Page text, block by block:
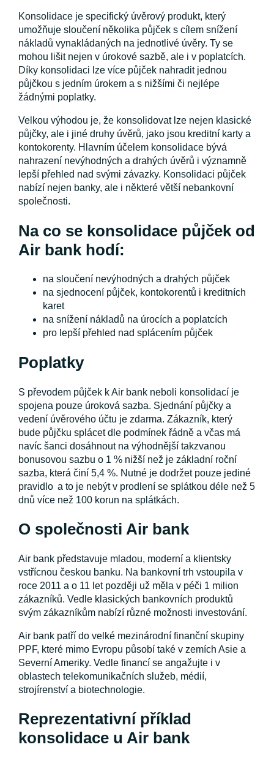
Konsolidace je specifický úvěrový produkt, který
umožňuje sloučení několika půjček s cílem snížení
nákladů vynakládaných na jednotlivé úvěry. Ty se
mohou lišit nejen v úrokové sazbě, ale i v poplatcích.
Díky konsolidaci lze více půjček nahradit jednou
půjčkou s jedním úrokem a s nižšími či nejlépe
žádnými poplatky.
Velkou výhodou je, že konsolidovat lze nejen klasické
půjčky, ale i jiné druhy úvěrů, jako jsou kreditní karty a
kontokorenty. Hlavním účelem konsolidace bývá
nahrazení nevýhodných a drahých úvěrů i významně
lepší přehled nad svými závazky. Konsolidaci půjček
nabízí nejen banky, ale i některé větší nebankovní
společnosti.
Na co se konsolidace půjček od
Air bank hodí:
na sloučení nevýhodných a drahých půjček
na sjednocení půjček, kontokorentů i kreditních
karet
na snížení nákladů na úrocích a poplatcích
pro lepší přehled nad splácením půjček
Poplatky
S převodem půjček k Air bank neboli konsolidací je
spojena pouze úroková sazba. Sjednání půjčky a
vedení úvěrového účtu je zdarma. Zákazník, který
bude půjčku splácet dle podmínek řádně a včas má
navíc šanci dosáhnout na výhodnější takzvanou
bonusovou sazbu o 1 % nižší než je základní roční
sazba, která činí 5,4 %. Nutné je dodržet pouze jediné
pravidlo a to je nebýt v prodlení se splátkou déle než 5
dnů více než 100 korun na splátkách.
O společnosti Air bank
Air bank představuje mladou, moderní a klientsky
vstřícnou českou banku. Na bankovní trh vstoupila v
roce 2011 a o 11 let později už měla v péči 1 milion
zákazníků. Vedle klasických bankovních produktů
svým zákazníkům nabízí různé možnosti investování.
Air bank patří do velké mezinárodní finanční skupiny
PPF, které mimo Evropu působí také v zemích Asie a
Severní Ameriky. Vedle financí se angažujte i v
oblastech telekomunikačních služeb, médií,
strojírenství a biotechnologie.
Reprezentativní příklad
konsolidace u Air bank